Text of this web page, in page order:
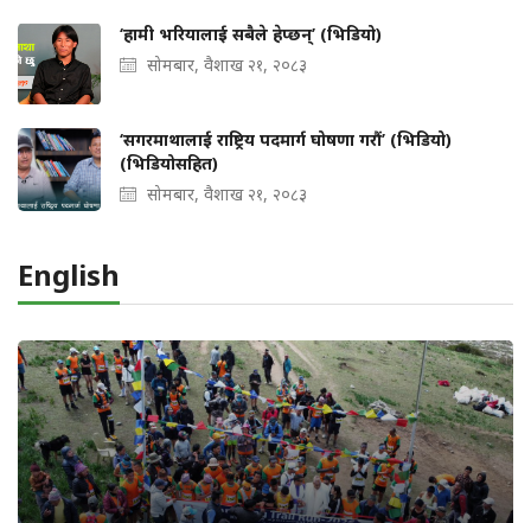
‘हामी भरियालाई सबैले हेप्छन्’ (भिडियो)
सोमबार, वैशाख २१, २०८३
‘सगरमाथालाई राष्ट्रिय पदमार्ग घोषणा गरौं’ (भिडियो)
(भिडियोसहित)
सोमबार, वैशाख २१, २०८३
English